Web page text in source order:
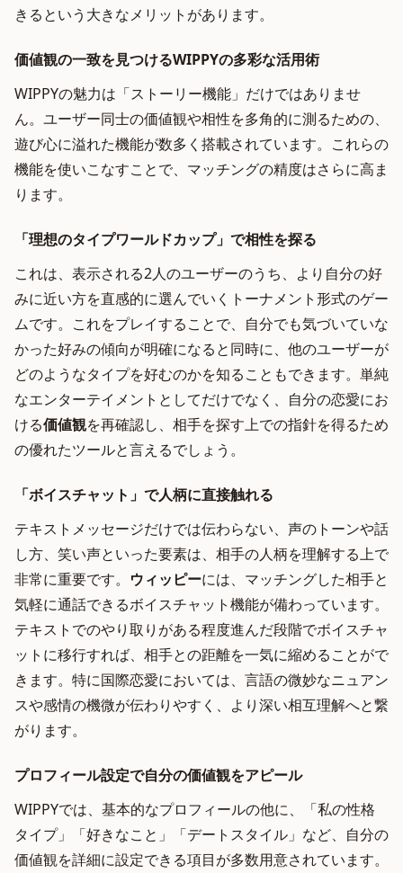
きるという大きなメリットがあります。
価値観の一致を見つけるWIPPYの多彩な活用術
WIPPYの魅力は「ストーリー機能」だけではありませ
ん。ユーザー同士の価値観や相性を多角的に測るための、
遊び心に溢れた機能が数多く搭載されています。これらの
機能を使いこなすことで、マッチングの精度はさらに高ま
ります。
「理想のタイプワールドカップ」で相性を探る
これは、表示される2人のユーザーのうち、より自分の好
みに近い方を直感的に選んでいくトーナメント形式のゲー
ムです。これをプレイすることで、自分でも気づいていな
かった好みの傾向が明確になると同時に、他のユーザーが
どのようなタイプを好むのかを知ることもできます。単純
なエンターテイメントとしてだけでなく、自分の恋愛にお
ける価値観を再確認し、相手を探す上での指針を得るため
の優れたツールと言えるでしょう。
「ボイスチャット」で人柄に直接触れる
テキストメッセージだけでは伝わらない、声のトーンや話
し方、笑い声といった要素は、相手の人柄を理解する上で
非常に重要です。 ウィッピーには、マッチングした相手と
気軽に通話できるボイスチャット機能が備わっています。
テキストでのやり取りがある程度進んだ段階でボイスチャ
ットに移行すれば、相手との距離を一気に縮めることがで
きます。特に国際恋愛においては、言語の微妙なニュアン
スや感情の機微が伝わりやすく、より深い相互理解へと繋
がります。
プロフィール設定で自分の価値観をアピール
WIPPYでは、基本的なプロフィールの他に、「私の性格
タイプ」「好きなこと」「デートスタイル」など、自分の
価値観を詳細に設定できる項目が多数用意されています。